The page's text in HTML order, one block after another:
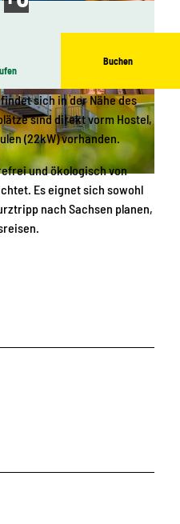
© PC2
Buchen
sich in der Nähe des
sind direkt vorm Hostel,
(22kW) vorhanden.
und ökologisch von
Es eignet sich sowohl
nach Sachsen planen,